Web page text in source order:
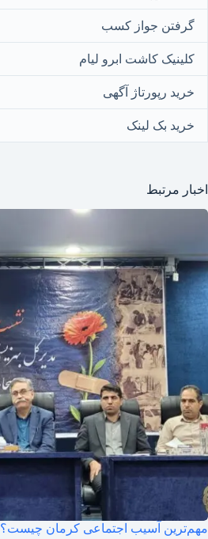
گرفتن جواز کسب
کلینیک کاشت ابرو لیام
خرید رپورتاژ آگهی
خرید بک لینک
اخبار مرتبط
مهم‌ترین آسیب اجتماعی کرمان چیست؟